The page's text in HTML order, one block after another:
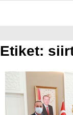
GALERİ
KURTALAN
ERUH
Etiket: